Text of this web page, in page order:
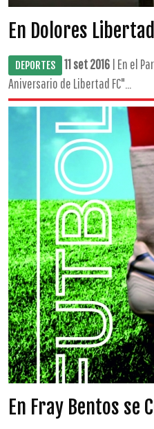
En Dolores
DEPORTES 11 set 2016 | En el
Aniversario de Libertad FC"...
En Fray Bentos